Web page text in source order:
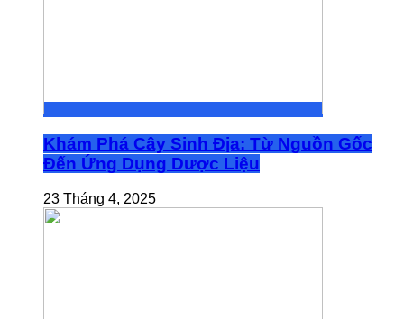
Khám Phá Cây Sinh Địa: Từ Nguồn Gốc
Đến Ứng Dụng Dược Liệu
23 Tháng 4, 2025